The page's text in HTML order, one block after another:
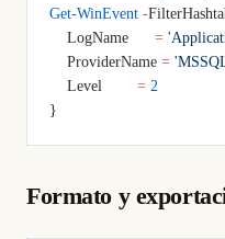
Get-WinEvent -
    LogName
=
    ProviderName
=
    Level
= 2
}
Formato y